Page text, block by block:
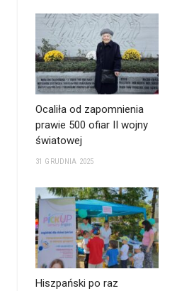
Ocaliła od zapomnienia
prawie 500 ofiar II wojny
światowej
31 GRUDNIA 2025
Hiszpański po raz